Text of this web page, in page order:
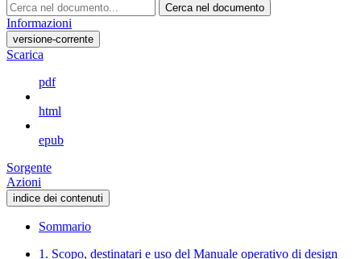
Cerca nel documento
Informazioni
versione-corrente
Scarica
pdf
html
epub
Sorgente
Azioni
indice dei contenuti
Sommario
1. Scopo, destinatari e uso del Manuale operativo di design